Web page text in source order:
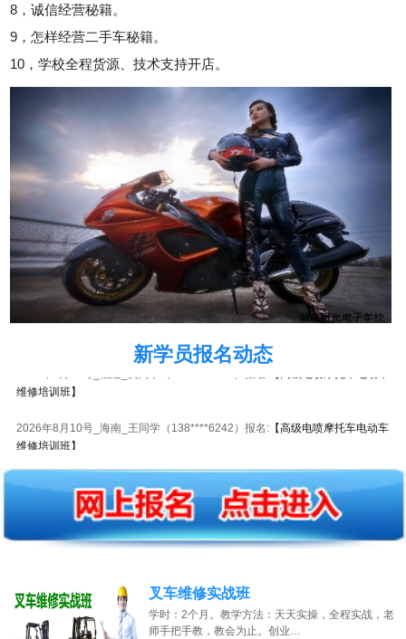
8，诚信经营秘籍。
9，怎样经营二手车秘籍。
10，学校全程货源、技术支持开店。
新学员报名动态
2026年8月10号_广西_代同学（159****0731）报名:【高级电喷摩托车电动车
维修培训班】
2026年8月10号_福建_吴同学（153****4922）报名:【高级电喷摩托车电动车
维修培训班】
维修培训班】
2026年8月10号_广东_周同学（184****1141）报名:【高级电喷摩托车电动车
维修培训班】
2026年8月10号_贵州_王同学（138****3668）报名:【高级电喷摩托车电动车
维修培训班】
维修培训班】
2026年8月10号_河北_江同学（150****9821）报名:【高级电喷摩托车电动车
叉车维修实战班
学时：2个月。教学方法：天天实操，全程实战，老
师手把手教，教会为止。创业…